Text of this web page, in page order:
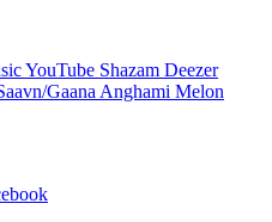
YouTube Shazam Deezer
Gaana Anghami Melon